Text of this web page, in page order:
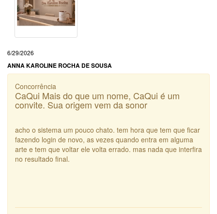
6/29/2026
ANNA KAROLINE ROCHA DE SOUSA
Concorrência
CaQui Mais do que um nome, CaQui é um
convite. Sua origem vem da sonor
acho o sistema um pouco chato. tem hora que tem que ficar
fazendo login de novo, as vezes quando entra em alguma
arte e tem que voltar ele volta errado. mas nada que interfira
no resultado final.